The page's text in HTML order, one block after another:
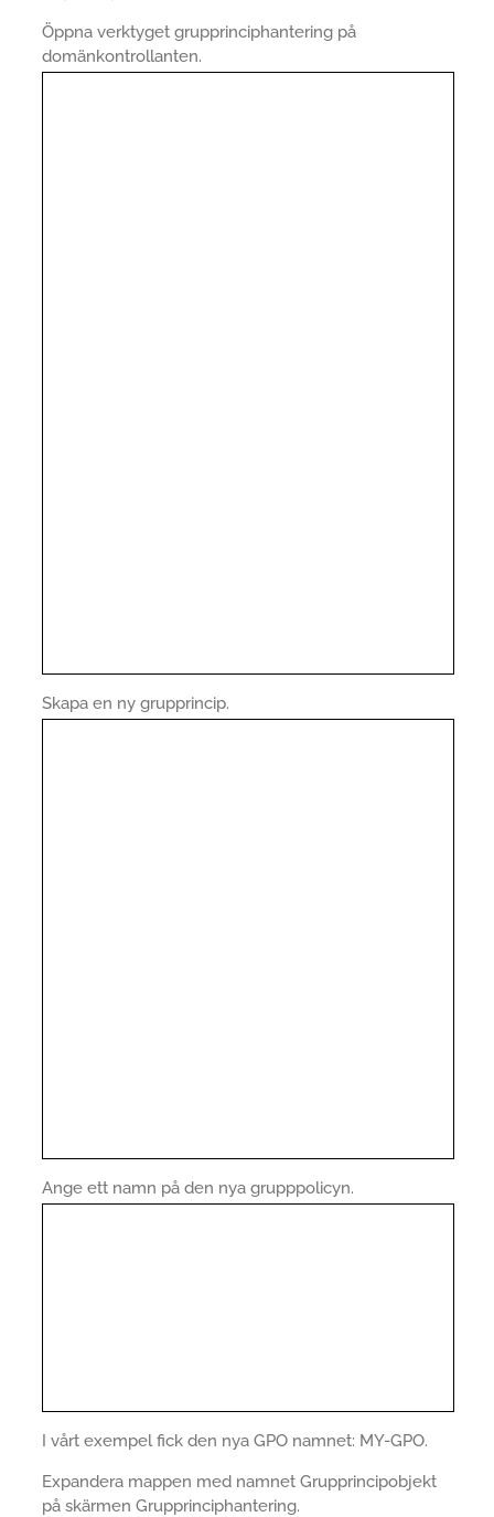
Öppna verktyget grupprinciphantering på
domänkontrollanten.
Skapa en ny grupprincip.
Ange ett namn på den nya grupppolicyn.
I vårt exempel fick den nya GPO namnet: MY-GPO.
Expandera mappen med namnet Grupprincipobjekt
på skärmen Grupprinciphantering.